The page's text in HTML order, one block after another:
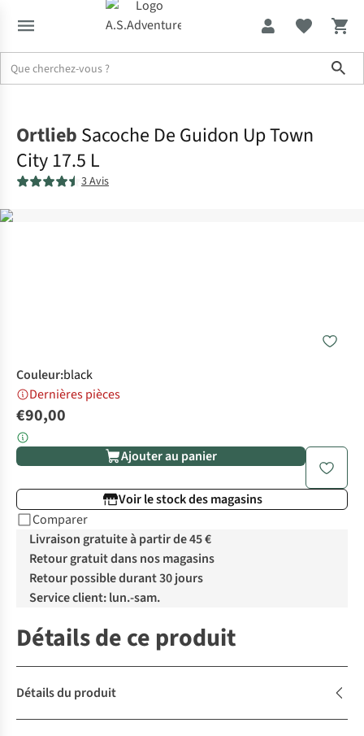
Ortlieb Sacoche De Guidon Up Town
City 17.5 L
3 Avis
Couleur:black
Dernières pièces
€90,00
Ajouter au panier
Voir le stock des magasins
Comparer
Livraison gratuite à partir de 45 €
Retour gratuit dans nos magasins
Retour possible durant 30 jours
Service client: lun.-sam.
Détails de ce produit
Détails du produit